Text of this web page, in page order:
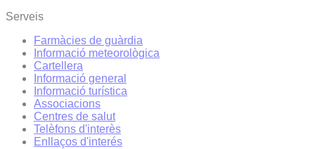
Serveis
Farmàcies de guàrdia
Informació meteorològica
Cartellera
Informació general
Informació turística
Associacions
Centres de salut
Telèfons d'interès
Enllaços d'interés